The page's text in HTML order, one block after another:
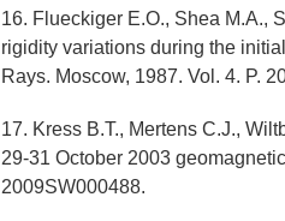
16. Flueckiger E.O., Shea M.A.,
rigidity variations during the
Rays. Moscow, 1987. Vol. 4. P.
17. Kress B.T., Mertens C.J.,
29-31 October 2003
2009SW000488.